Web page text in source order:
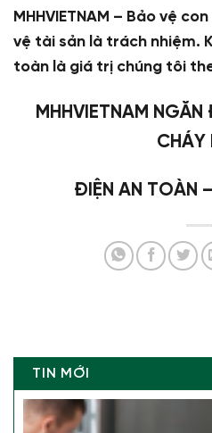
MHHVIETNAM – Bảo vệ
vệ tài sản là trách nhiệm.
toàn là giá trị chúng tôi
MHHVIETNAM
CHÁY
ĐIỆN AN TOÀN
TIN MỚI